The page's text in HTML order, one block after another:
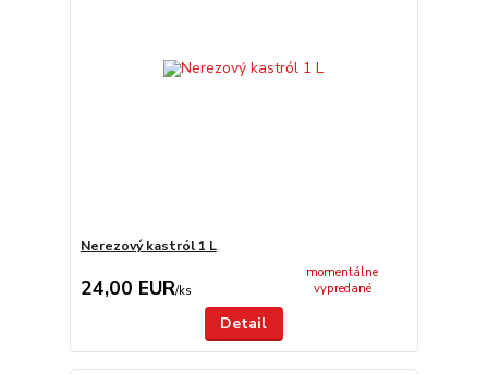
Nerezový kastról 1 L
24,00 EUR/ks
momentálne
vypredané
Detail